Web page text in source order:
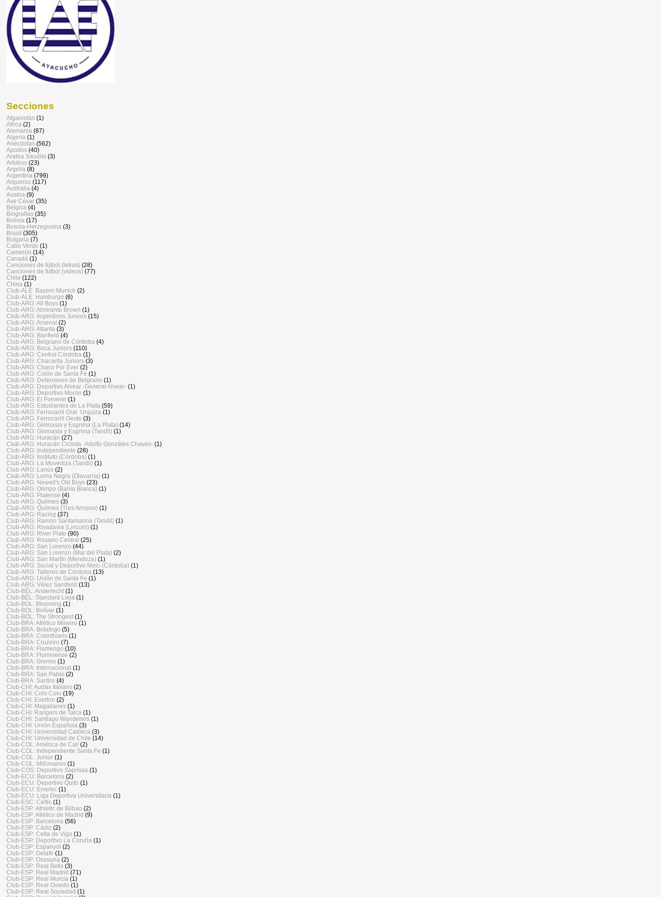
Secciones
Afganistán (1)
Africa (2)
Alemania (87)
Algeria (1)
Anécdotas (562)
Apodos (40)
Arabia Saudita (3)
Arbitros (23)
Argelia (8)
Argentina (799)
Arqueros (117)
Australia (4)
Austria (9)
Ave César (35)
Bélgica (4)
Biografías (35)
Bolivia (17)
Bosnia-Herzegovina (3)
Brasil (305)
Bulgaria (7)
Cabo Verde (1)
Camerún (14)
Canadá (1)
Canciones de fútbol (letras) (28)
Canciones de fútbol (videos) (77)
Chile (122)
China (1)
Club-ALE: Bayern Munich (2)
Club-ALE: Hamburgo (6)
Club-ARG: All Boys (1)
Club-ARG: Almirante Brown (1)
Club-ARG: Argentinos Juniors (15)
Club-ARG: Arsenal (2)
Club-ARG: Atlanta (3)
Club-ARG: Banfield (4)
Club-ARG: Belgrano de Córdoba (4)
Club-ARG: Boca Juniors (110)
Club-ARG: Central Córdoba (1)
Club-ARG: Chacarita Juniors (3)
Club-ARG: Chaco For Ever (2)
Club-ARG: Colón de Santa Fe (1)
Club-ARG: Defensores de Belgrano (1)
Club-ARG: Deportivo Alvear -General Alvear- (1)
Club-ARG: Deportivo Morón (1)
Club-ARG: El Porvenir (1)
Club-ARG: Estudiantes de La Plata (59)
Club-ARG: Ferrocarril Gral. Urquiza (1)
Club-ARG: Ferrocarril Oeste (3)
Club-ARG: Gimnasia y Esgrima (La Plata) (14)
Club-ARG: Gimnasia y Esgrima (Tandil) (1)
Club-ARG: Huracán (27)
Club-ARG: Huracán Ciclista -Adolfo Gonzáles Chaves- (1)
Club-ARG: Independiente (28)
Club-ARG: Instituto (Córdoba) (1)
Club-ARG: La Movediza (Tandil) (1)
Club-ARG: Lanús (2)
Club-ARG: Loma Negra (Olavarría) (1)
Club-ARG: Newell's Old Boys (23)
Club-ARG: Olimpo (Bahía Blanca) (1)
Club-ARG: Platense (4)
Club-ARG: Quilmes (3)
Club-ARG: Quilmes (Tres Arroyos) (1)
Club-ARG: Racing (37)
Club-ARG: Ramón Santamarina (Tandil) (1)
Club-ARG: Rivadavia (Lincoln) (1)
Club-ARG: River Plate (90)
Club-ARG: Rosario Central (25)
Club-ARG: San Lorenzo (44)
Club-ARG: San Lorenzo (Mar del Plata) (2)
Club-ARG: San Martín (Mendoza) (1)
Club-ARG: Social y Deportivo Melo (Córdoba) (1)
Club-ARG: Talleres de Córdoba (13)
Club-ARG: Unión de Santa Fe (1)
Club-ARG: Vélez Sarsfield (13)
Club-BÉL: Anderlecht (1)
Club-BÉL: Standard Lieja (1)
Club-BOL: Blooming (1)
Club-BOL: Bolívar (1)
Club-BOL: The Strongest (1)
Club-BRA: Atlético Mineiro (1)
Club-BRA: Botafogo (5)
Club-BRA: Corinthians (1)
Club-BRA: Cruzeiro (7)
Club-BRA: Flamengo (10)
Club-BRA: Fluminense (2)
Club-BRA: Gremio (1)
Club-BRA: Internacional (1)
Club-BRA: San Pablo (2)
Club-BRA: Santos (4)
Club-CHI: Audax Italiano (2)
Club-CHI: Colo Colo (19)
Club-CHI: Everton (2)
Club-CHI: Magallanes (1)
Club-CHI: Rangers de Talca (1)
Club-CHI: Santiago Wanderers (1)
Club-CHI: Unión Española (3)
Club-CHI: Universidad Católica (3)
Club-CHI: Universidad de Chile (14)
Club-COL: América de Cali (2)
Club-COL: Independiente Santa Fe (1)
Club-COL: Junior (1)
Club-COL: Millonarios (1)
Club-COS: Deportivo Saprissa (1)
Club-ECU: Barcelona (2)
Club-ECU: Deportivo Quito (1)
Club-ECU: Emelec (1)
Club-ECU: Liga Deportiva Universitaria (1)
Club-ESC: Celtic (1)
Club-ESP: Athletic de Bilbao (2)
Club-ESP: Atlético de Madrid (9)
Club-ESP: Barcelona (56)
Club-ESP: Cádiz (2)
Club-ESP: Celta de Vigo (1)
Club-ESP: Deportivo La Coruña (1)
Club-ESP: Espanyol (2)
Club-ESP: Getafe (1)
Club-ESP: Osasuna (2)
Club-ESP: Real Betis (3)
Club-ESP: Real Madrid (71)
Club-ESP: Real Murcia (1)
Club-ESP: Real Oviedo (1)
Club-ESP: Real Sociedad (1)